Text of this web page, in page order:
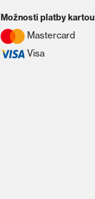
Možnosti platby kartou
Mastercard
Visa